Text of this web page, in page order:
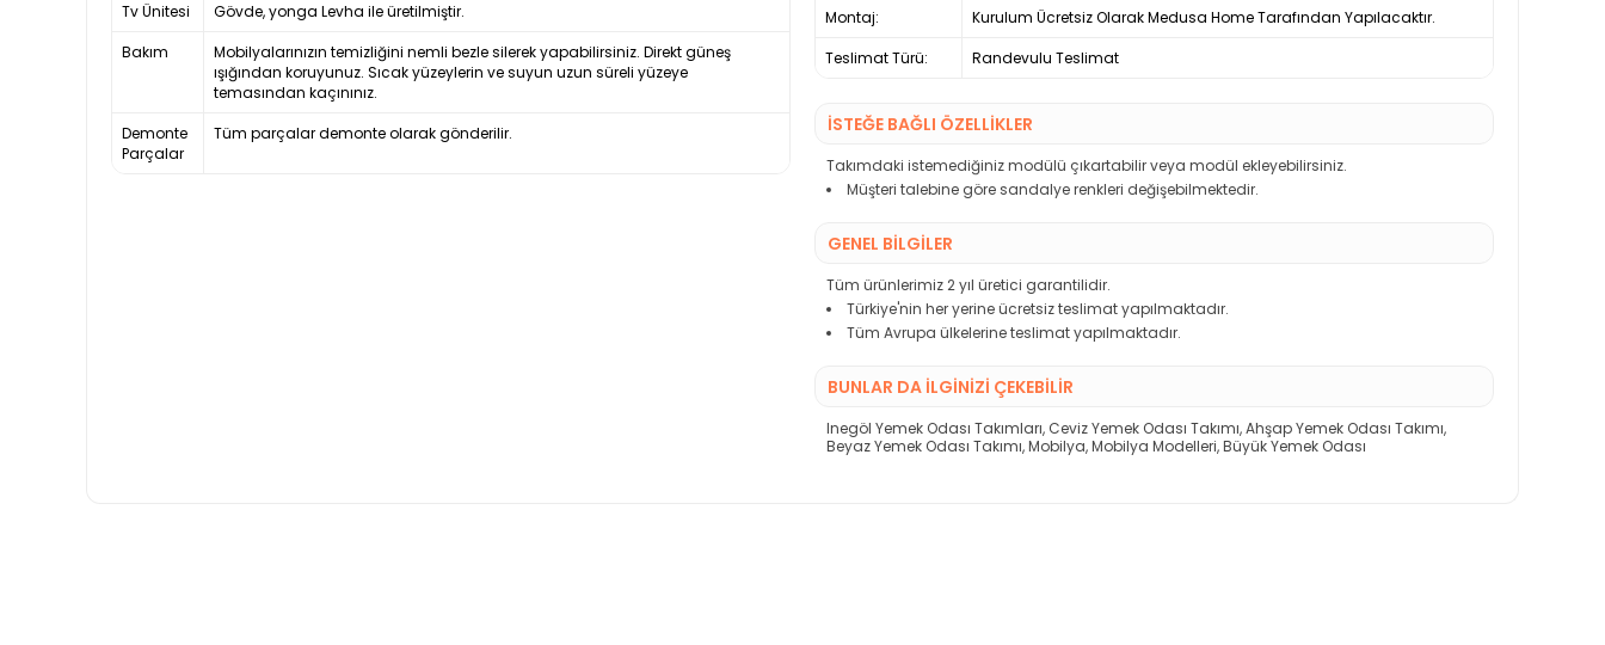
Tv Ünitesi
Gövde, yonga Levha ile üretilmiştir.
Bakım
Mobilyalarınızın temizliğini nemli bezle silerek yapabilirsiniz. Direkt güneş
ışığından koruyunuz. Sıcak yüzeylerin ve suyun uzun süreli yüzeye
temasından kaçınınız.
Demonte
Parçalar
Tüm parçalar demonte olarak gönderilir.
Montaj:
Kurulum Ücretsiz Olarak Medusa Home Tarafından Yapılacaktır.
Teslimat Türü:
Randevulu Teslimat
İSTEĞE BAĞLI ÖZELLİKLER
Takımdaki istemediğiniz modülü çıkartabilir veya modül ekleyebilirsiniz.
Müşteri talebine göre sandalye renkleri değişebilmektedir.
GENEL BİLGİLER
Tüm ürünlerimiz 2 yıl üretici garantilidir.
Türkiye'nin her yerine ücretsiz teslimat yapılmaktadır.
Tüm Avrupa ülkelerine teslimat yapılmaktadır.
BUNLAR DA İLGINIZI ÇEKEBILIR
Inegöl Yemek Odası Takımları, Ceviz Yemek Odası Takımı,Ahşap Yemek Odası Takımı,
Beyaz Yemek Odası Takımı,Mobilya,Mobilya Modelleri,Büyük Yemek Odası